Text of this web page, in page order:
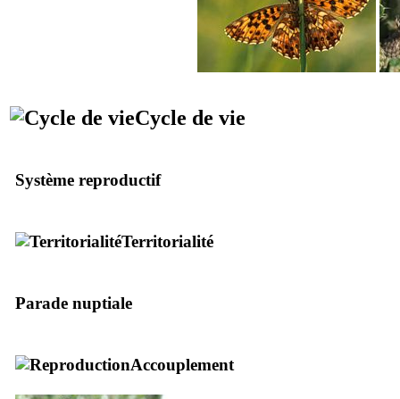
Cycle de vie
Système reproductif
Territorialité
Parade nuptiale
Accouplement